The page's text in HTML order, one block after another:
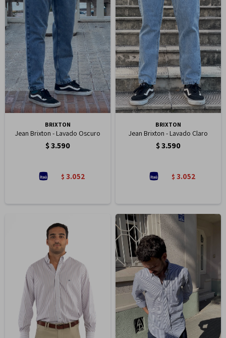
BRIXTON
Jean Brixton - Lavado Oscuro
$3.590
$ 3.052
BRIXTON
Jean Brixton - Lavado Claro
$3.590
$ 3.052